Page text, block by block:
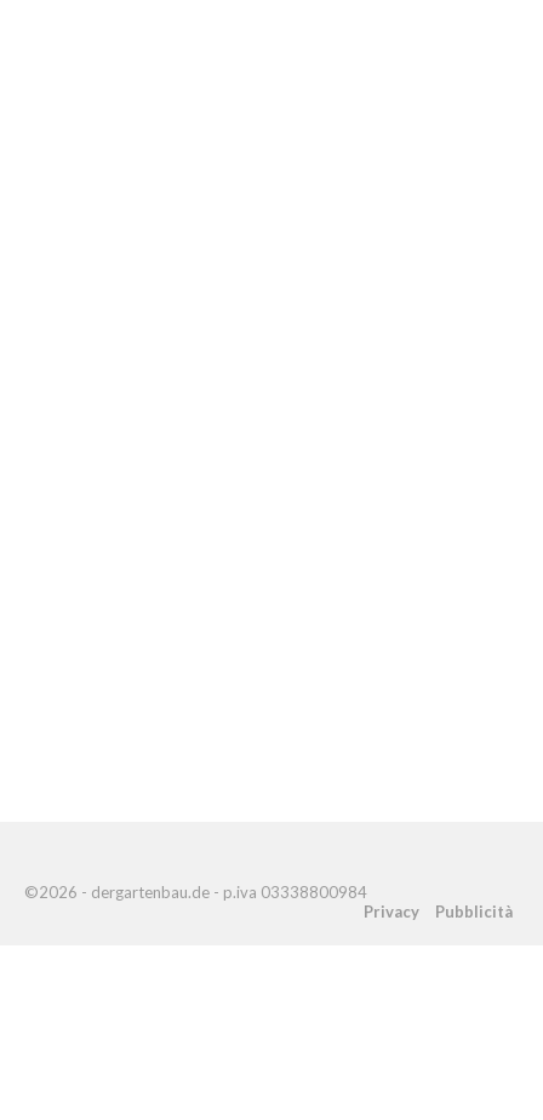
©2026 - dergartenbau.de - p.iva 03338800984
Privacy
Pubblicità